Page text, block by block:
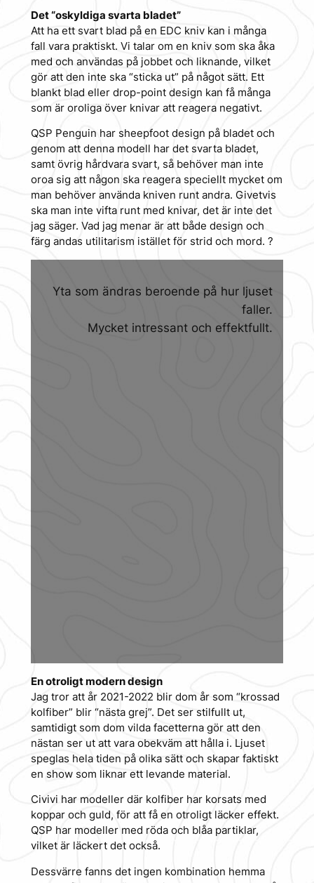
Det “oskyldiga svarta bladet”
Att ha ett svart blad på en EDC kniv kan i många
fall vara praktiskt. Vi talar om en kniv som ska åka
med och användas på jobbet och liknande, vilket
gör att den inte ska “sticka ut” på något sätt. Ett
blankt blad eller drop-point design kan få många
som är oroliga över knivar att reagera negativt.
QSP Penguin har sheepfoot design på bladet och
genom att denna modell har det svarta bladet,
samt övrig hårdvara svart, så behöver man inte
oroa sig att någon ska reagera speciellt mycket om
man behöver använda kniven runt andra. Givetvis
ska man inte vifta runt med knivar, det är inte det
jag säger. Vad jag menar är att både design och
färg andas utilitarism istället för strid och mord. ?
Yta som ändras beroende på hur ljuset
faller.
Mycket intressant och effektfullt.
En otroligt modern design
Jag tror att år 2021-2022 blir dom år som “krossad
kolfiber” blir “nästa grej”. Det ser stilfullt ut,
samtidigt som dom vilda facetterna gör att den
nästan ser ut att vara obekväm att hålla i. Ljuset
speglas hela tiden på olika sätt och skapar faktiskt
en show som liknar ett levande material.
Civivi har modeller där kolfiber har korsats med
koppar och guld, för att få en otroligt läcker effekt.
QSP har modeller med röda och blåa partiklar,
vilket är läckert det också.
Dessvärre fanns det ingen kombination hemma